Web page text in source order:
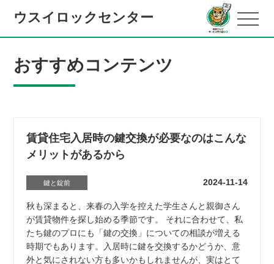
ウスイロックセンター
おすすめコンテンツ
賃貸住宅入居時の鍵交換が必要なのはこんな
メリットがあるから
鍵と錠前 2024-11-14
秋も深まると、来春の入学を控えた学生さんと親御さん
が賃貸物件を探し始める季節です。 それに合わせて、私
たち鍵のプロにも「鍵の交換」についての相談が増える
時期でもあります。入居時に鍵を交換するかどうか、意
外と気にされない方も多いかもしれませんが、実はとて